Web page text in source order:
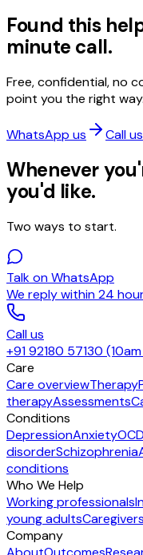
Found this
minute call.
Free, confidential, no
point you the right way.
WhatsApp us Call us
Whenever
you'd like.
Two ways to start.
Talk on WhatsApp
We reply within 24
Call us
+91 92180 57130
Care
Care overviewTherapy
therapyAssessments
Conditions
DepressionAnxietyOCD
disorderSchizophrenia
conditions
Who We Help
Working professionals
young adults
Company